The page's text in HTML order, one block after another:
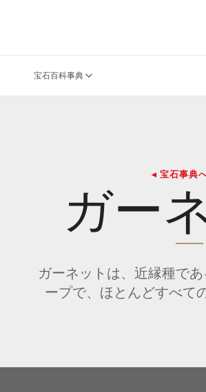
宝石百科事典
◂ 宝石事典
ガー
ガーネットは、近縁種で
ープで、ほとんどすべて